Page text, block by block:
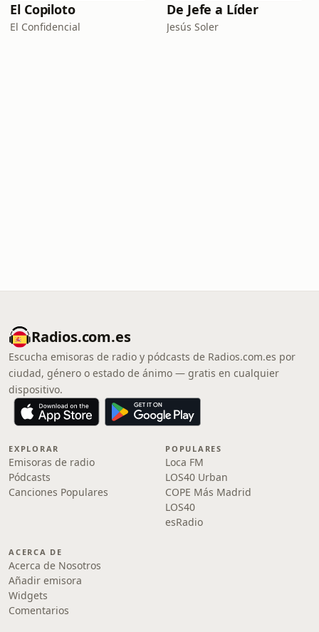
El Copiloto
El Confidencial
De Jefe a Líder
Jesús Soler
Radios.com.es
Escucha emisoras de radio y pódcasts de Radios.com.es por
ciudad, género o estado de ánimo — gratis en cualquier
dispositivo.
EXPLORAR
Emisoras de radio
Pódcasts
Canciones Populares
POPULARES
Loca FM
LOS40 Urban
COPE Más Madrid
LOS40
esRadio
ACERCA DE
Acerca de Nosotros
Añadir emisora
Widgets
Comentarios